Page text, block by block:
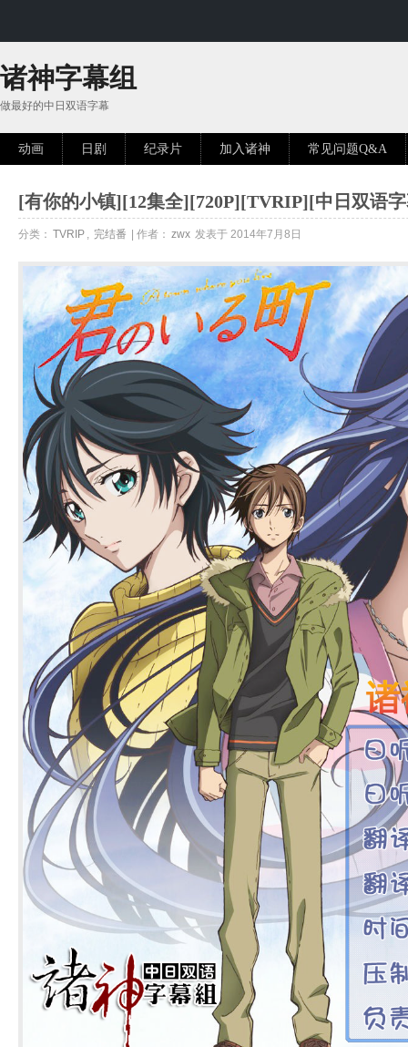
诸神字幕组
做最好的中日双语字幕
动画 日剧 纪录片 加入诸神 常见问题Q&A
[有你的小镇][12集全][720P][TVRIP][中日双语
分类： TVRIP , 完结番 | 作者： zwx 发表于 2014年7月8日